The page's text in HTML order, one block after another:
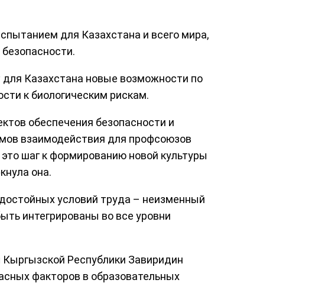
для Казахстана и всего мира,
Казахстана новые возможности по
к биологическим рискам.
обеспечения безопасности и
взаимодействия для профсоюзов
шаг к формированию новой культуры
она.
условий труда – неизменный
интегрированы во все уровни
Республики Завиридин
факторов в образовательных